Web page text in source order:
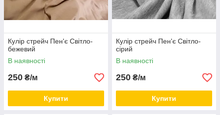
Кулір стрейч Пен'є Світло-
бежевий
В наявності
250 ₴/м
Купити
Кулір стрейч Пен'є Світло-
сірий
В наявності
250 ₴/м
Купити